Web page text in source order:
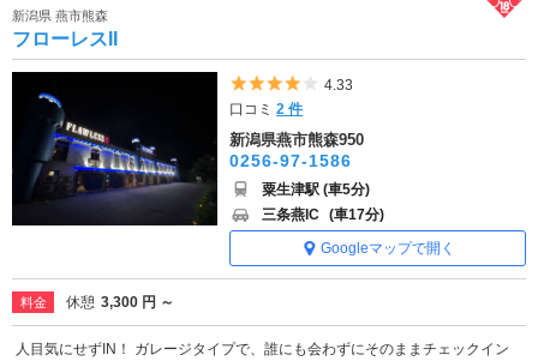
新潟県 燕市熊森
フローレスII
5つ星のうち4
4.33
口コミ2 件
新潟県燕市熊森950
0256-97-1586
粟生津駅 (車5分)
三条燕IC (車17分)
Googleマップで開く
料金 休憩 3,300 円 ～
人目気にせずIN！ ガレージタイプで、誰にも会わずにそのままチェックイン